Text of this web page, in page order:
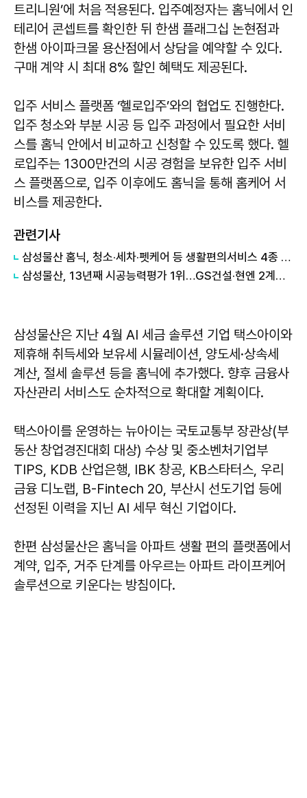
트리니원’에 처음 적용된다. 입주예정자는 홈닉에서 인
테리어 콘셉트를 확인한 뒤 한샘 플래그십 논현점과
한샘 아이파크몰 용산점에서 상담을 예약할 수 있다.
구매 계약 시 최대 8% 할인 혜택도 제공된다.
입주 서비스 플랫폼 ‘헬로입주’와의 협업도 진행한다.
입주 청소와 부분 시공 등 입주 과정에서 필요한 서비
스를 홈닉 안에서 비교하고 신청할 수 있도록 했다. 헬
로입주는 1300만건의 시공 경험을 보유한 입주 서비
스 플랫폼으로, 입주 이후에도 홈닉을 통해 홈케어 서
비스를 제공한다.
관련기사
삼성물산 홈닉, 청소·세차·펫케어 등 생활편의서비스 4종 출시
삼성물산, 13년째 시공능력평가 1위…GS건설·현엔 2계단 상승
삼성물산은 지난 4월 AI 세금 솔루션 기업 택스아이와
제휴해 취득세와 보유세 시뮬레이션, 양도세·상속세
계산, 절세 솔루션 등을 홈닉에 추가했다. 향후 금융사
자산관리 서비스도 순차적으로 확대할 계획이다.
택스아이를 운영하는 뉴아이는 국토교통부 장관상(부
동산 창업경진대회 대상) 수상 및 중소벤처기업부
TIPS, KDB 산업은행, IBK 창공, KB스타터스, 우리
금융 디노랩, B-Fintech 20, 부산시 선도기업 등에
선정된 이력을 지닌 AI 세무 혁신 기업이다.
한편 삼성물산은 홈닉을 아파트 생활 편의 플랫폼에서
계약, 입주, 거주 단계를 아우르는 아파트 라이프케어
솔루션으로 키운다는 방침이다.